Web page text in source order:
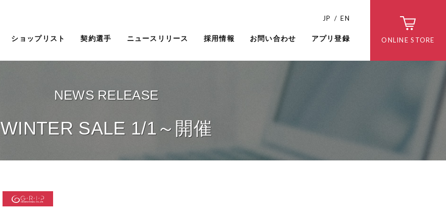
ショップリスト 契約選手 ニュースリリース 採用情報 お問い合わせ アプリ登録
JP EN
ONLINE STORE
NEWS RELEASE
WINTER SALE 1/1～開催